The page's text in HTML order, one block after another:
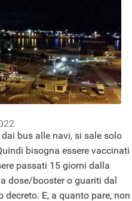
bus alle navi, si sale solo
bisogna essere vaccinati
passati 15 giorni dalla
dose/booster o guariti dal
E, a quanto pare, non